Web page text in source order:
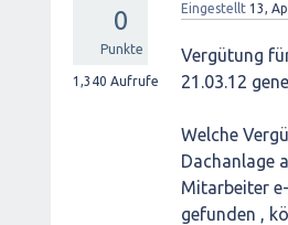
0
Punkte
1,340 Aufrufe
Eingestellt 13,
Vergütung
21.03.12
Welche
Dachanlage
Mitarbeiter
gefunden ,